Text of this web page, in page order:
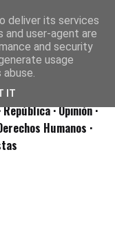
República· Opinión·
Humanos ·
deliver its services
and user-agent are
and security
usage
IT